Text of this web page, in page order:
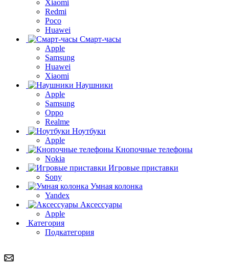
Xiaomi
Redmi
Poco
Huawei
Смарт-часы
Apple
Samsung
Huawei
Xiaomi
Наушники
Apple
Samsung
Oppo
Realme
Ноутбуки
Apple
Кнопочные телефоны
Nokia
Игровые приставки
Sony
Умная колонка
Yandex
Аксессуары
Apple
Категория
Подкатегория